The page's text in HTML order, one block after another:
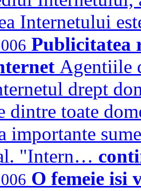
Internetului
Publicitatea
Agentiile
drept
dintre toate
importante
"Intern…
O femeie isi